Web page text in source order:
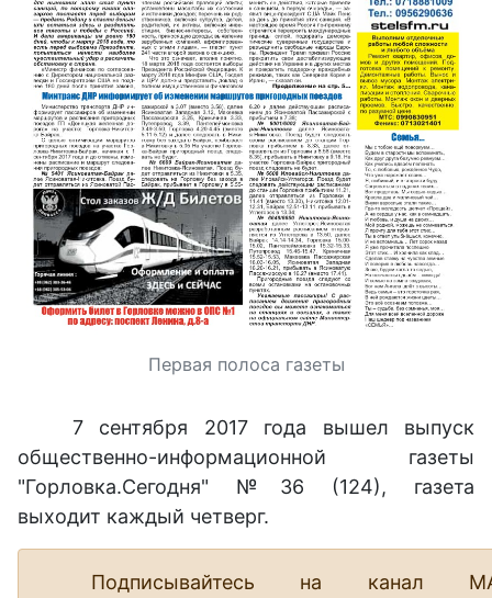
Первая полоса газеты
7 сентября 2017 года вышел выпуск
общественно-информационной газеты
"Горловка.Сегодня" №36 (124), газета
выходит каждый четверг.
Подписывайтесь на канал